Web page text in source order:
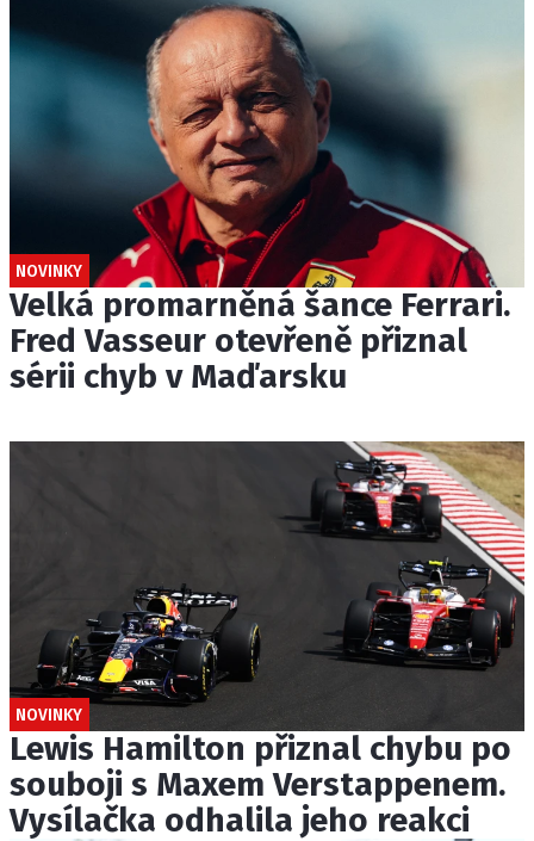
NOVINKY
Velká promarněná šance Ferrari.
Fred Vasseur otevřeně přiznal
sérii chyb v Maďarsku
NOVINKY
Lewis Hamilton přiznal chybu po
souboji s Maxem Verstappenem.
Vysílačka odhalila jeho reakci